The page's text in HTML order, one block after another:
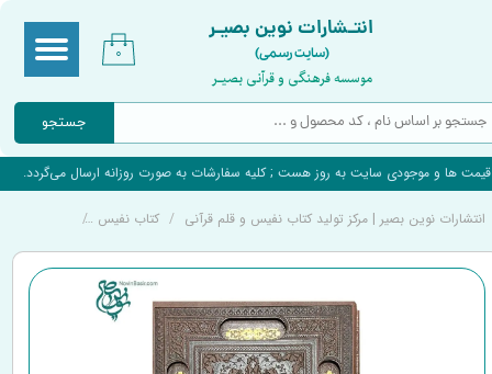
جستجو
۰
انتـشارات نوین بصیـر
موسسه فرهنگی و قرآنی بصیـر
(سایت رسمی)
قیمت ها و موجودی سایت به روز هست ; کلیه سفارشات به صورت روزانه ارسال می‌گردد.
انتشارات نوین بصیر | مرکز تولید کتاب نفیس و قلم قرآنی کتاب نفیس